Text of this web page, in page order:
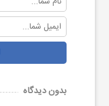
بدون دیدگاه